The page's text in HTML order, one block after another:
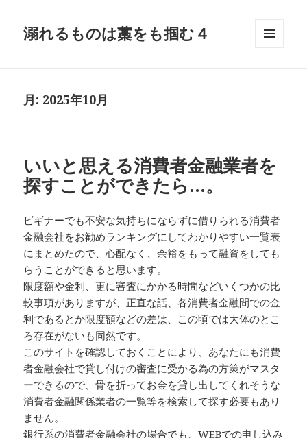
溺れるものは藁をも掴む４
月: 2025年10月
いいと思える消費者金融業者を
探すことができたら…。
ビギナーでも不安な気持ちにならずに借りられる消費者
金融会社をお勧めランキングにしてわかりやすい一覧表
にまとめたので、心配なく、余裕をもって融資をしても
らうことができると思います。
限度額や金利、更に審査にかかる時間などいくつかの比
較事項がありますが、正直な話、各消費者金融間での金
利であるとか限度額などの差は、この頃では大体のとこ
ろ存在がないも同然です。
このサイトを確認しておくことにより、あなたにも消費
者金融会社で貸し付けの審査に受かる為の方策がマスタ
ーできるので、骨を折ってお金を貸し出してくれそうな
消費者金融関係業者の一覧等を検索して探す必要もあり
ません。
銀行系の消費者金融会社の場合でも、WEBでの申し込み